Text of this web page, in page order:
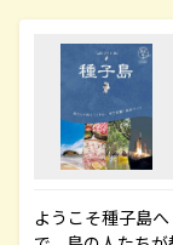
ようこそ種子島